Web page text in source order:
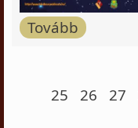
Tovább
25
26 27